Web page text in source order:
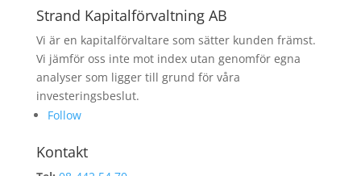
Strand Kapitalförvaltning AB
Vi är en kapitalförvaltare som sätter kunden främst.
Vi jämför oss inte mot index utan genomför egna
analyser som ligger till grund för våra
investeringsbeslut.
Follow
Kontakt